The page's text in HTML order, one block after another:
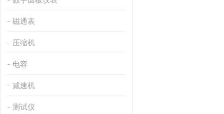
磁通表
压缩机
电容
减速机
测试仪